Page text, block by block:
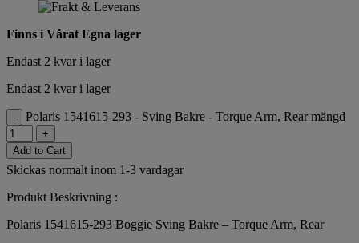
Finns i Vårat Egna lager
Endast 2 kvar i lager
Endast 2 kvar i lager
- Polaris 1541615-293 - Sving Bakre - Torque Arm, Rear mängd
+
Add to Cart
Skickas normalt inom 1-3 vardagar
Produkt Beskrivning :
Polaris 1541615-293 Boggie Sving Bakre – Torque Arm, Rear